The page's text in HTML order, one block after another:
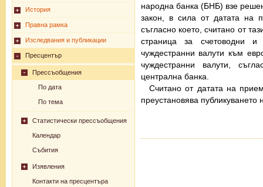
История
Правна рамка
Изследвания и публикации
Пресцентър
Прессъобщения
По дата
По тема
Статистически прессъобщения
Календар
Събития
Изявления
Контакти на пресцентъра
народна банка (БНБ) взе
закон, в сила от датата на
съгласно което, считано от
страница за счетоводни и
чуждестранни валути към
чуждестранни валути,
централна банка.
Считано от датата на
преустановява публикуването